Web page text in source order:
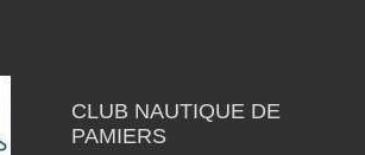
CLUB NAUTIQUE DE
PAMIERS